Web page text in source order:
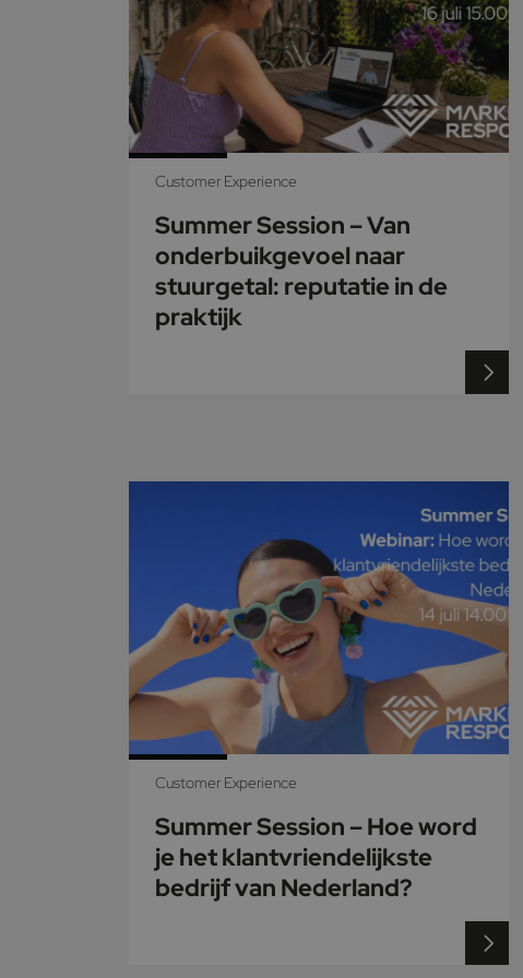
Customer Experience
Summer Session – Van
onderbuikgevoel naar
stuurgetal: reputatie in de
praktijk
Customer Experience
Summer Session – Hoe word
je het klantvriendelijkste
bedrijf van Nederland?